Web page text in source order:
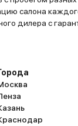
салона
дилера с